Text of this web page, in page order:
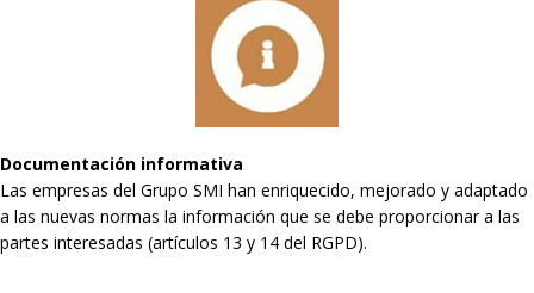
Documentación informativa
Las empresas del Grupo SMI han enriquecido, mejorado y adaptado
a las nuevas normas la información que se debe proporcionar a las
partes interesadas (artículos 13 y 14 del RGPD).